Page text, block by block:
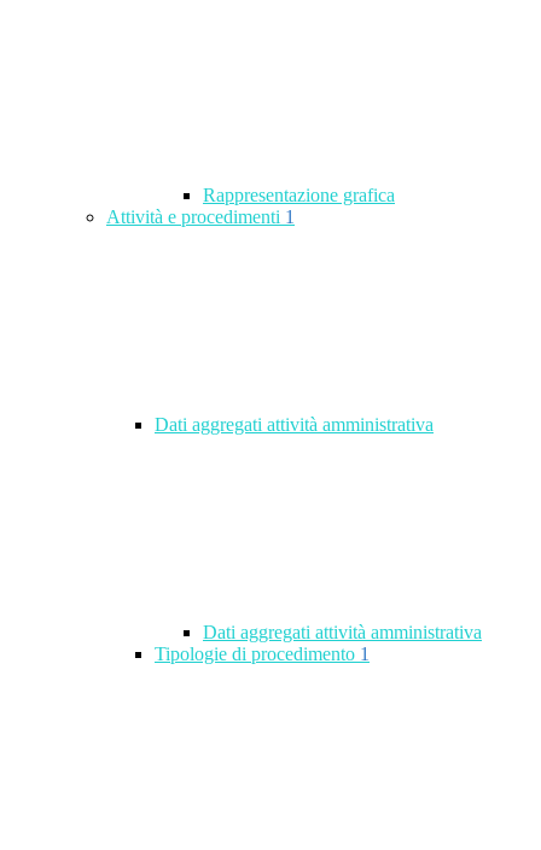
Rappresentazione grafica
Attività e procedimenti 1
Dati aggregati attività amministrativa
Dati aggregati attività amministrativa
Tipologie di procedimento 1